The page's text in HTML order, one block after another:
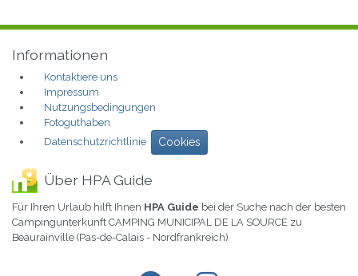
Informationen
Kontaktiere uns
Impressum
Nutzungsbedingungen
Fotoguthaben
Datenschutzrichtlinie
Cookies
Über HPA Guide
Für Ihren Urlaub hilft Ihnen HPA Guide bei der Suche nach der besten
Campingunterkunft CAMPING MUNICIPAL DE LA SOURCE zu
Beaurainville (Pas-de-Calais - Nordfrankreich)